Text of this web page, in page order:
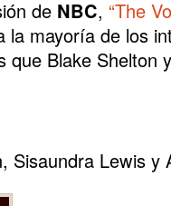
de NBC, “The
la mayoría de los
que Blake Shelton
Sisaundra Lewis y